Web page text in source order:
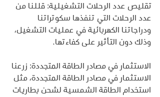
تقليص عدد الرحلات التشغيلية: قللنا من
عدد الرحلات التي تنفذها سكوتراتنا
ودراجاتنا الكهربائية في عمليات التشغيل،
وذلك دون التأثير على كفاءتها.
الاستثمار في مصادر الطاقة المتجددة: زرعنا
الاستثمار في مصادر الطاقة المتجددة، مثل
استخدام الطاقة الشمسية لشحن بطاريات